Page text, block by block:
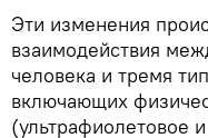
Эти изменения
взаимодействия
человека и тремя
включающих
(ультрафиолетовое